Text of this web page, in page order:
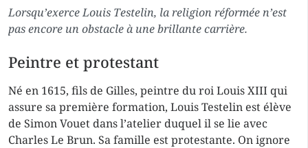
Lorsqu’exerce Louis Testelin, la religion réformée n’est
pas encore un obstacle à une brillante carrière.
Peintre et protestant
Né en 1615, fils de Gilles, peintre du roi Louis XIII qui
assure sa première formation, Louis Testelin est élève
de Simon Vouet dans l’atelier duquel il se lie avec
Charles Le Brun. Sa famille est protestante. On ignore